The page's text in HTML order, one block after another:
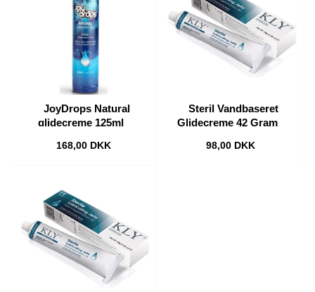
JoyDrops Natural
glidecreme 125ml
168,00 DKK
Steril Vandbaseret
Glidecreme 42 Gram
98,00 DKK